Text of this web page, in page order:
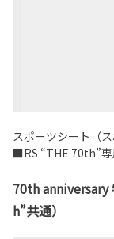
スポーツシート（
■RS “THE 70th”専
70th anniversary
h”共通）